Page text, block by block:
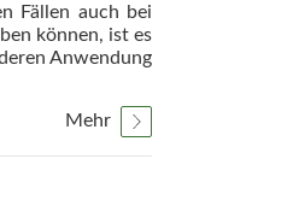
Fällen auch bei
können, ist es
Anwendung
Mehr